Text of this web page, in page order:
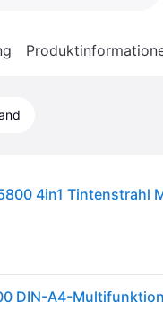
4in1 Tintenstrahl